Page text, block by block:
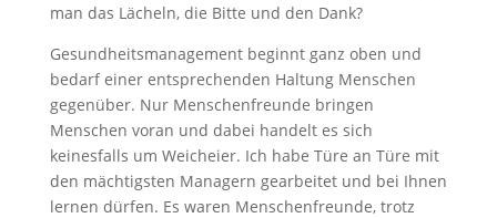
man das Lächeln, die Bitte und den Dank?
Gesundheitsmanagement beginnt ganz oben und
bedarf einer entsprechenden Haltung Menschen
gegenüber. Nur Menschenfreunde bringen
Menschen voran und dabei handelt es sich
keinesfalls um Weicheier. Ich habe Türe an Türe mit
den mächtigsten Managern gearbeitet und bei Ihnen
lernen dürfen. Es waren Menschenfreunde, trotz